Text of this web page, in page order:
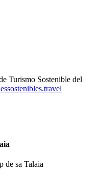
Turismo Sostenible del
de sa Talaia